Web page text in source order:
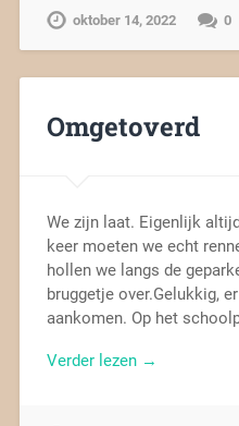
oktober 14, 2022 0
Omgetoverd
We zijn laat. Eigenlijk
keer moeten we echt
hollen we langs de
bruggetje over.Gelukkig,
aankomen. Op het
Verder lezen →